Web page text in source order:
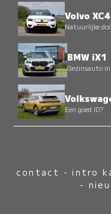
Volvo
Natuurlijke
BMW iX1
Gezinsauto
Een goed ID?
contact -intro
-